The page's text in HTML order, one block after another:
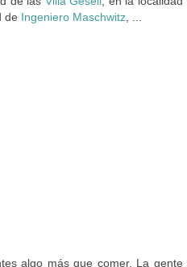
de Ingeniero Maschwitz
algo más que comer. La gente